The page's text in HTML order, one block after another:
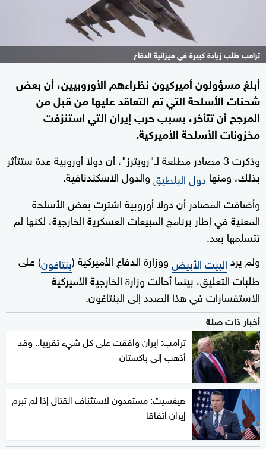
ترامب طلب زيادة كبيرة في ميزانية الدفاع
أبلغ مسؤولون أميركيون نظراءهم الأوروبيين، أن ​بعض
شحنات الأسلحة التي تم ⁠التعاقد عليها من قبل من
المرجح أن تتأخر، بسبب حرب إيران التي استنزفت
مخزونات الأسلحة الأميركية.
وذكرت 3 مصادر مطلعة لـ"رويترز"، أن دولا أوروبية عدة ستتأثر
بذلك، ومنهادول البلطيقوالدول الاسكندنافية.
وأضافت المصادر أن ‌دولا أوروبية اشترت بعض الأسلحة
المعنية في إطار برنامج المبيعات العسكرية الخارجية، لكنها لم
تتسلمها بعد.
ولم يردالبيت الأبيضووزارة الدفاع الأميركية (بنتاغون) على
طلبات التعليق، بينما أحالت وزارة الخارجية الأميركية
الاستفسارات في هذا الصدد إلى البنتاغون.
أخبار ذات صلة
ترامب: إيران وافقت على كل شيء تقريبا.. وقد
أذهب إلى باكستان
هيغسيث: مستعدون لاستئناف القتال إذا لم تبرم
إيران اتفاقا